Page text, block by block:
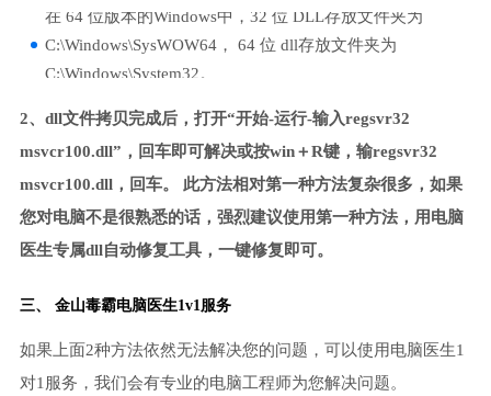
在 64 位版本的Windows中，32 位 DLL存放文件夹为
C:\Windows\SysWOW64， 64 位 dll存放文件夹为
C:\Windows\System32。
2、dll文件拷贝完成后，打开“开始-运行-输入regsvr32
msvcr100.dll”，回车即可解决或按win＋R键，输regsvr32
msvcr100.dll，回车。 此方法相对第一种方法复杂很多，如果
您对电脑不是很熟悉的话，强烈建议使用第一种方法，用电脑
医生专属dll自动修复工具，一键修复即可。
三、 金山毒霸电脑医生1v1服务
如果上面2种方法依然无法解决您的问题，可以使用电脑医生1
对1服务，我们会有专业的电脑工程师为您解决问题。